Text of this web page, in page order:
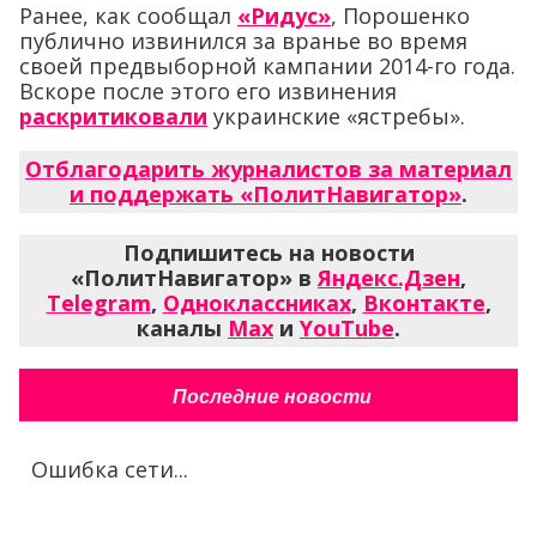
Ранее, как сообщал «Ридус», Порошенко
публично извинился за вранье во время
своей предвыборной кампании 2014-го года.
Вскоре после этого его извинения
раскритиковали украинские «ястребы».
Отблагодарить журналистов за материал
и поддержать «ПолитНавигатор».
Подпишитесь на новости
«ПолитНавигатор» вЯндекс.Дзен,
Telegram, Одноклассниках, Вконтакте,
каналы Max и YouTube.
Последние новости
Ошибка сети...